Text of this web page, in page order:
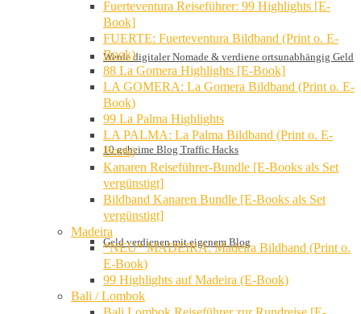
Werde digitaler Nomade & verdiene ortsunabhängig Geld
10 geheime Blog Traffic Hacks
Geld verdienen mit eigenem Blog
Fuerteventura Reiseführer: 99 Highlights [E-
Book]
FUERTE: Fuerteventura Bildband (Print o. E-
Book)
88 La Gomera Highlights [E-Book]
LA GOMERA: La Gomera Bildband (Print o. E-
Book)
99 La Palma Highlights
LA PALMA: La Palma Bildband (Print o. E-
Book)
Kanaren Reiseführer-Bundle [E-Books als Set
vergünstigt]
Bildband Kanaren Bundle [E-Books als Set
vergünstigt]
Madeira
*NEU* MADEIRA: Madeira Bildband (Print o.
E-Book)
99 Highlights auf Madeira (E-Book)
Bali / Lombok